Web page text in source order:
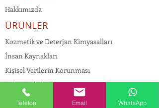
Hakkımızda
ÜRÜNLER
Kozmetik ve Deterjan Kimyasalları
İnsan Kaynakları
Kişisel Verilerin Korunması
Kalite Politikamız
Tekstil Kimyasalları
Telefon Email WhatsApp